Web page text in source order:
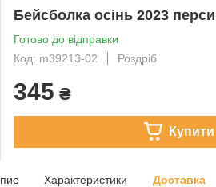
Бейсболка осінь 2023
Готово до відправки
Код: m39213-02
Роздріб
345 ₴
Купити
Характеристики Доставка